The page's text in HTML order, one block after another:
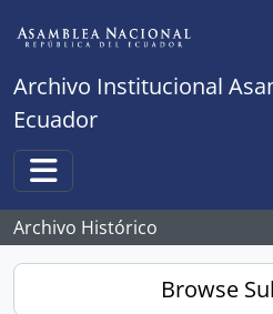
Archivo Institucional
Ecuador
Toggle navigation
Archivo Histórico
Browse